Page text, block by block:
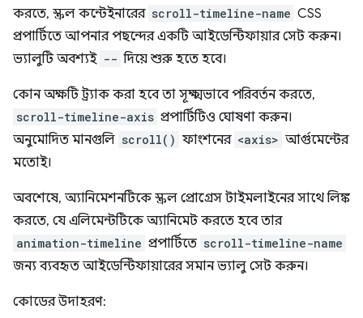
করতে, স্ক্রল কন্টেইনারের scroll-timeline-name CSS
প্রপার্টিতে আপনার পছন্দের একটি আইডেন্টিফায়ার সেট করুন।
ভ্যালুটি অবশ্যই -- দিয়ে শুরু হতে হবে।
কোন অক্ষটি ট্র্যাক করা হবে তা সূক্ষ্মভাবে পরিবর্তন করতে,
scroll-timeline-axis প্রপার্টিটিও ঘোষণা করুন।
অনুমোদিত মানগুলি scroll() ফাংশনের <axis> আর্গুমেন্টের
মতোই।
অবশেষে, অ্যানিমেশনটিকে স্ক্রল প্রোগ্রেস টাইমলাইনের সাথে লিঙ্ক
করতে, যে এলিমেন্টটিকে অ্যানিমেট করতে হবে তার
animation-timeline প্রপার্টিতে scroll-timeline-name
জন্য ব্যবহৃত আইডেন্টিফায়ারের সমান ভ্যালু সেট করুন।
কোডের উদাহরণ: